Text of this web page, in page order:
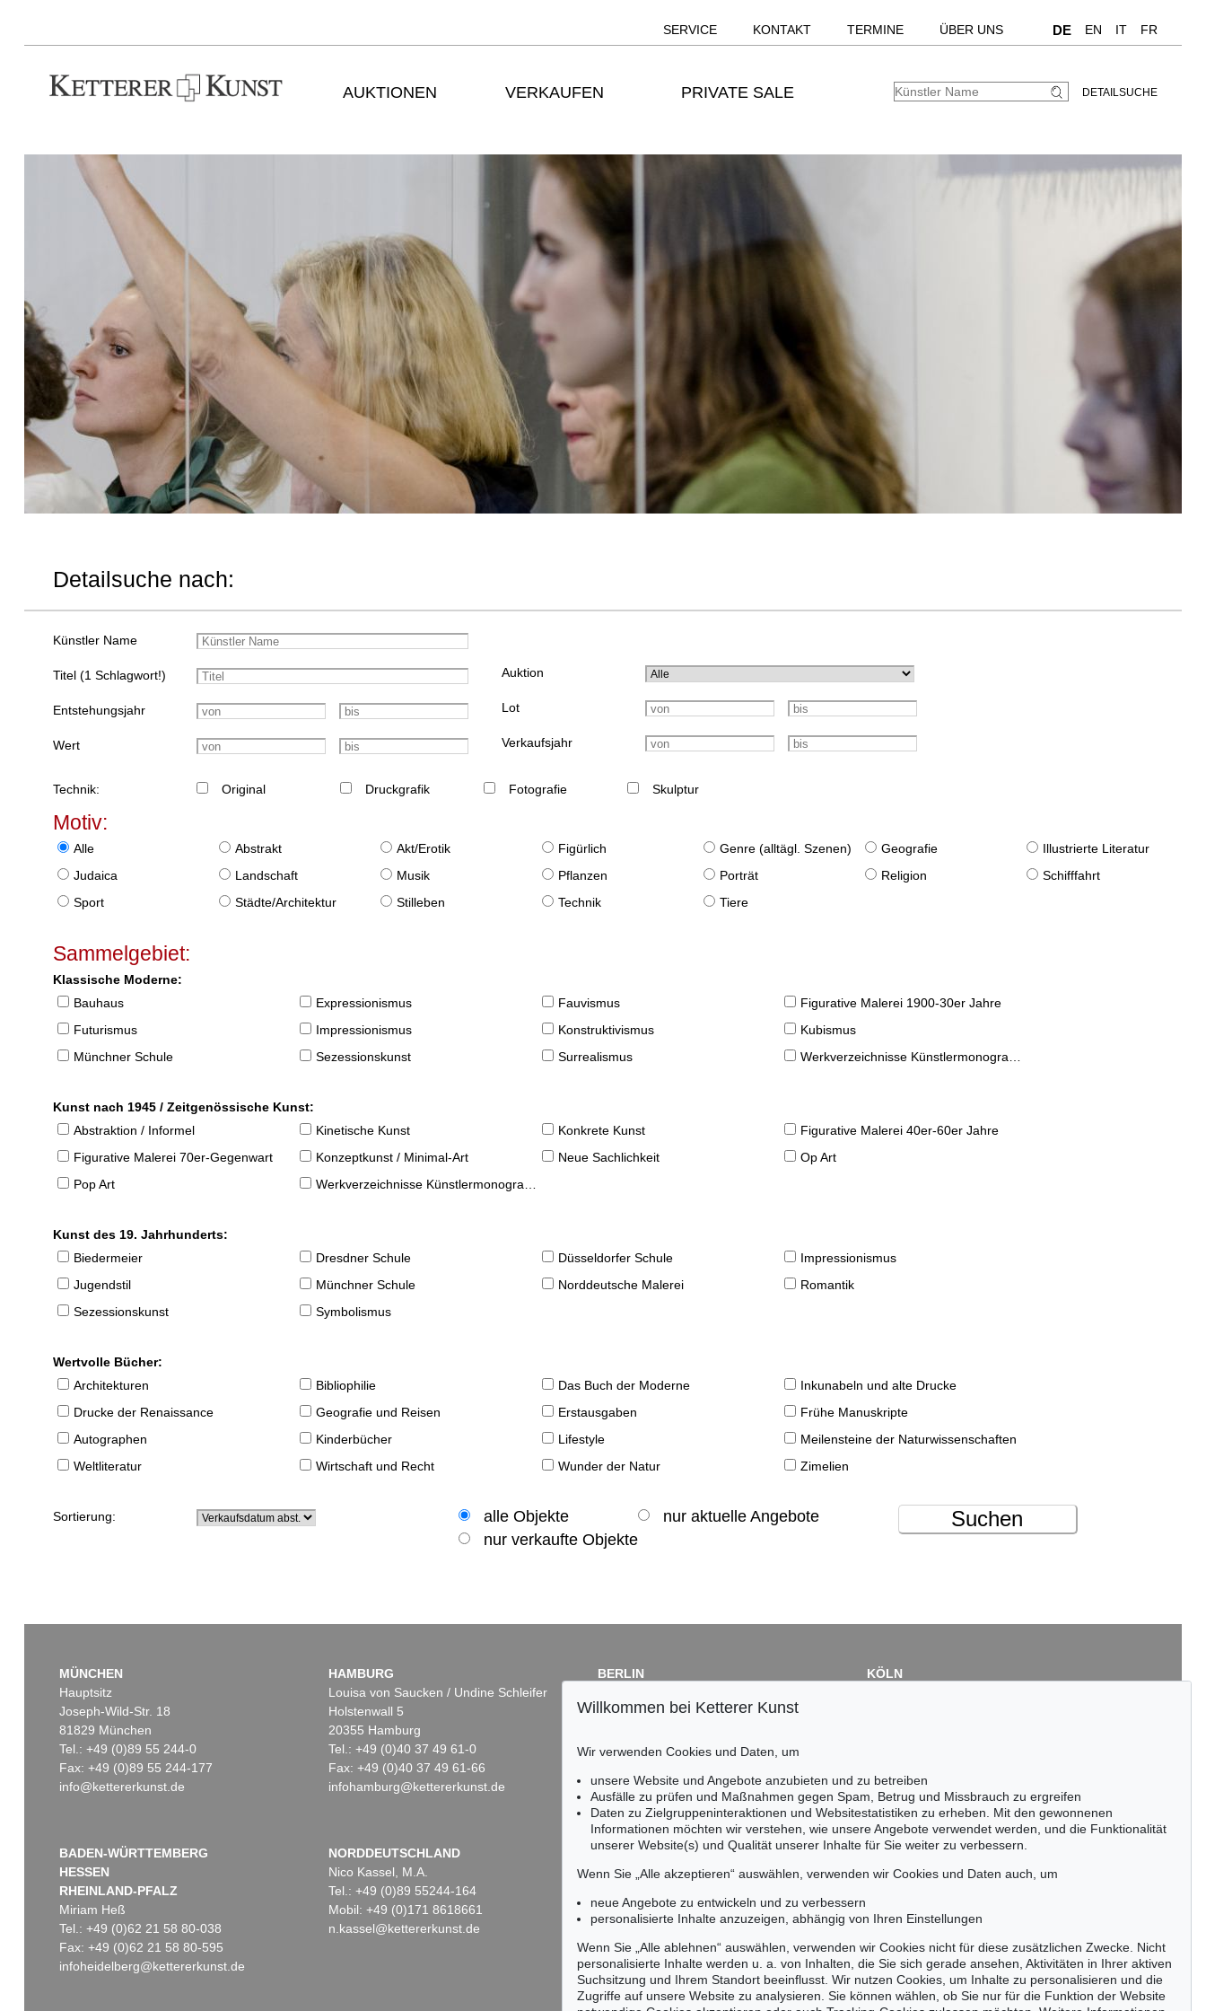
SERVICE KONTAKT TERMINE ÜBER UNS DE EN IT FR
AUKTIONEN VERKAUFEN PRIVATE SALE DETAILSUCHE
Detailsuche nach:
Künstler Name
Titel (1 Schlagwort!)
Entstehungsjahr
Wert
Auktion
Lot
Verkaufsjahr
Technik: Original Druckgrafik Fotografie Skulptur
Motiv:
Alle Abstrakt Akt/Erotik Figürlich Genre (alltägl. Szenen) Geografie
Illustrierte Literatur
Judaica
Landschaft Musik Pflanzen Porträt Religion
Schifffahrt
Sport
Städte/Architektur Stilleben Technik Tiere
Sammelgebiet:
Klassische Moderne:
Bauhaus
Expressionismus Fauvismus
Figurative Malerei 1900-30er Jahre
Futurismus
Impressionismus Konstruktivismus
Kubismus
Münchner Schule
Sezessionskunst Surrealismus Werkverzeichnisse Künstlermonographien
Kunst nach 1945 / Zeitgenössische Kunst:
Abstraktion / Informel
Kinetische Kunst Konkrete Kunst
Figurative Malerei 40er-60er Jahre
Figurative Malerei 70er-Gegenwart
Konzeptkunst / Minimal-Art Neue Sachlichkeit
Op Art
Pop Art
Werkverzeichnisse Künstlermonographien
Kunst des 19. Jahrhunderts:
Biedermeier
Dresdner Schule Düsseldorfer Schule
Impressionismus
Jugendstil
Münchner Schule Norddeutsche Malerei
Romantik
Sezessionskunst
Symbolismus
Wertvolle Bücher:
Architekturen
Bibliophilie Das Buch der Moderne
Inkunabeln und alte Drucke
Drucke der Renaissance
Geografie und Reisen Erstausgaben
Frühe Manuskripte
Autographen
Kinderbücher Lifestyle
Meilensteine der Naturwissenschaften
Weltliteratur
Wirtschaft und Recht Wunder der Natur Zimelien
Sortierung: alle Objekte
nur aktuelle Angebote
nur verkaufte Objekte
Suchen
MÜNCHEN
Hauptsitz
Joseph-Wild-Str. 18
81829 München
Tel.: +49 (0)89 55 244-0
Fax: +49 (0)89 55 244-177
info@kettererkunst.de
HAMBURG
Louisa von Saucken / Undine Schleifer
Holstenwall 5
20355 Hamburg
Tel.: +49 (0)40 37 49 61-0
Fax: +49 (0)40 37 49 61-66
infohamburg@kettererkunst.de
BERLIN
Fasanenstr. 70
Tel.: +49 (0)30 88 67 53-63
infoberlin@kettererkunst.de
KÖLN
BADEN-WÜRTTEMBERG
HESSEN
RHEINLAND-PFALZ
Miriam Heß
Tel.: +49 (0)62 21 58 80-038
Fax: +49 (0)62 21 58 80-595
infoheidelberg@kettererkunst.de
NORDDEUTSCHLAND
Nico Kassel, M.A.
Tel.: +49 (0)89 55244-164
Mobil: +49 (0)171 8618661
n.kassel@kettererkunst.de
Keine Auktion mehr verpassen!
Wir informieren Sie rechtzeitig.
Jetzt zum Newsletter anmelden >
Willkommen bei Ketterer Kunst
Wir verwenden Cookies und Daten, um
unsere Website und Angebote anzubieten und zu betreiben
Ausfälle zu prüfen und Maßnahmen gegen Spam, Betrug und Missbrauch zu ergreifen
Daten zu Zielgruppeninteraktionen und Websitestatistiken zu erheben. Mit den gewonnenen
Informationen möchten wir verstehen, wie unsere Angebote verwendet werden, und die Funktionalität
unserer Website(s) und Qualität unserer Inhalte für Sie weiter zu verbessern.
Wenn Sie „Alle akzeptieren“ auswählen, verwenden wir Cookies und Daten auch, um
neue Angebote zu entwickeln und zu verbessern
personalisierte Inhalte anzuzeigen, abhängig von Ihren Einstellungen
Wenn Sie „Alle ablehnen“ auswählen, verwenden wir Cookies nicht für diese zusätzlichen Zwecke. Nicht
personalisierte Inhalte werden u. a. von Inhalten, die Sie sich gerade ansehen, Aktivitäten in Ihrer aktiven
Suchsitzung und Ihrem Standort beeinflusst. Wir nutzen Cookies, um Inhalte zu personalisieren und die
Zugriffe auf unsere Website zu analysieren. Sie können wählen, ob Sie nur für die Funktion der Website